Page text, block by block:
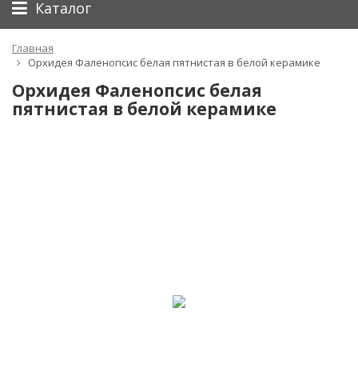
Каталог
Главная
Орхидея Фаленопсис белая пятнистая в белой керамике
Орхидея Фаленопсис белая
пятнистая в белой керамике